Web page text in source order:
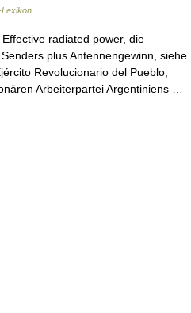
radiated power, die
plus Antennengewinn, siehe
Revolucionario del Pueblo,
Arbeiterpartei Argentiniens …